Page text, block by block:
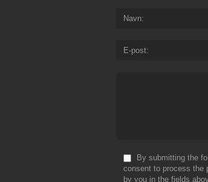
Navn
E-post
By submitting the
consent to process the
by you in the fields